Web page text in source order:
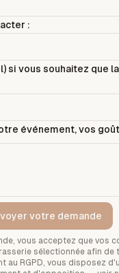
:
si vous souhaitez que
événement, vos
votre demande
vous acceptez que vos
sélectionnée afin de
au RGPD, vous disposez